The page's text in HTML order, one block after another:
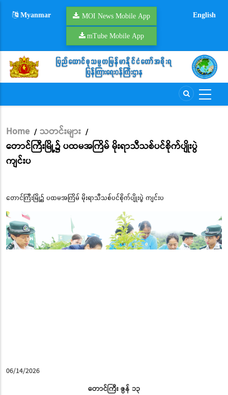
Myanmar MOI News Mobile App
mTube Mobile App
English
Breadcrumb
Home / သတင်းများ /
တောင်ကြီးမြို့၌ ပထမအကြိမ် မိုးရာသီသစ်ပင်စိုက်ပျိုးပွဲ
ကျင်းပ
တောင်ကြီးမြို့၌ ပထမအကြိမ် မိုးရာသီသစ်ပင်စိုက်ပျိုးပွဲ ကျင်းပ
06/14/2026
တောင်ကြီး ဇွန် ၁၃